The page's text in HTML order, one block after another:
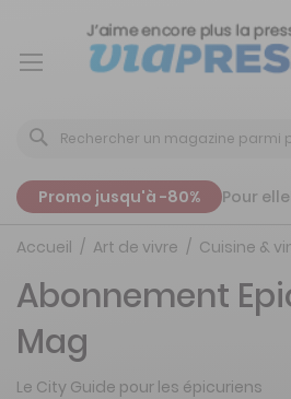
Promo jusqu'à -80% Pour elle
Accueil Art de vivre Cuisine &
Abonnement
Mag
Le City Guide pour les épicuriens